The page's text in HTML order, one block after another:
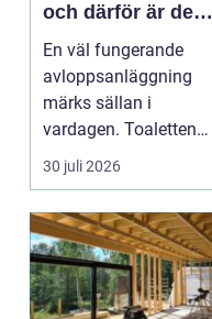
och därför är de
viktigare än många
tror
En väl fungerande
avloppsanläggning
märks sällan i
vardagen. Toaletten
spolas, vattnet rinner
undan ...
30 juli 2026